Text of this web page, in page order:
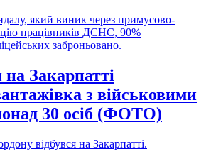
який виник через примусово-
працівників ДСНС, 90%
заброньовано.
Закарпатті
з військовими
30 осіб (ФОТО)
відбувся на Закарпатті.